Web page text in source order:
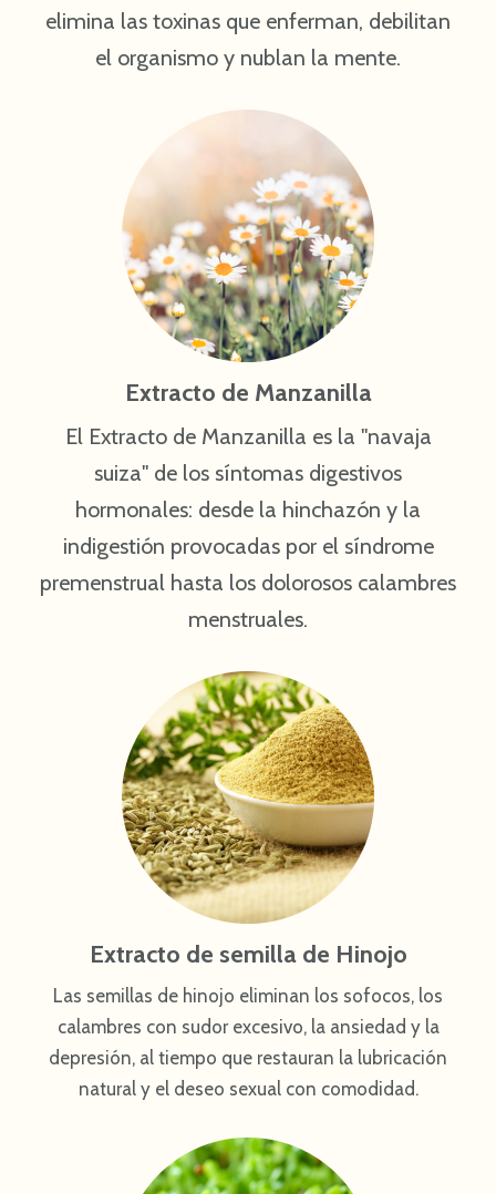
elimina las toxinas que enferman, debilitan
el organismo y nublan la mente.
Extracto de Manzanilla
El Extracto de Manzanilla es la "navaja
suiza" de los síntomas digestivos
hormonales: desde la hinchazón y la
indigestión provocadas por el síndrome
premenstrual hasta los dolorosos calambres
menstruales.
Extracto de semilla de Hinojo
Las semillas de hinojo eliminan los sofocos, los
calambres con sudor excesivo, la ansiedad y la
depresión, al tiempo que restauran la lubricación
natural y el deseo sexual con comodidad.